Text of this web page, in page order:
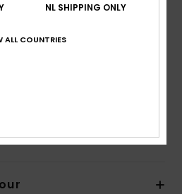
metalen knopen
NL SHIPPING ONLY
ALL COUNTRIES